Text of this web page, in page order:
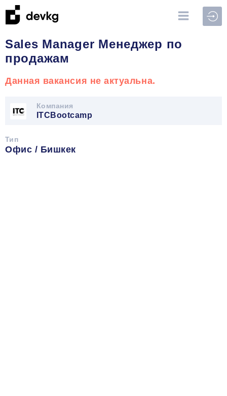
Sales Manager Менеджер по
продажам
Данная вакансия не актуальна.
Компания
ITCBootcamp
Тип
Офис / Бишкек